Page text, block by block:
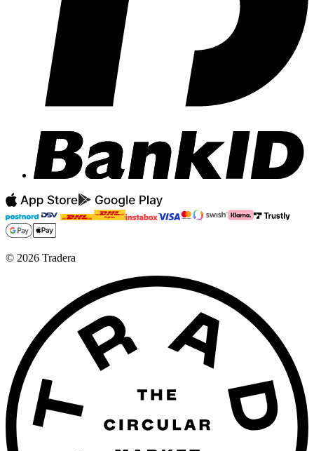
© 2026 Tradera